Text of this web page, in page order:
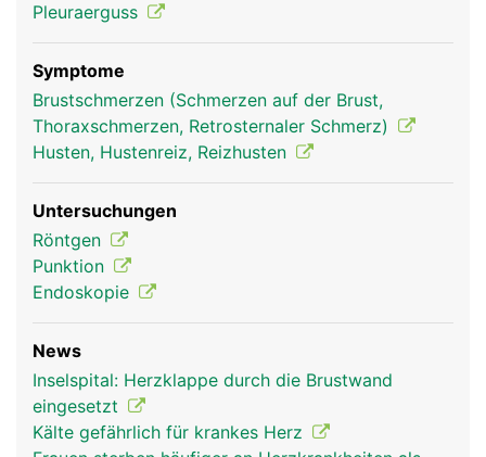
Rippen Frau
Pleuraerguss
Symptome
Brustschmerzen (Schmerzen auf der Brust,
Thoraxschmerzen, Retrosternaler Schmerz)
Husten, Hustenreiz, Reizhusten
Untersuchungen
Röntgen
Punktion
Endoskopie
News
Inselspital: Herzklappe durch die Brustwand
eingesetzt
Kälte gefährlich für krankes Herz